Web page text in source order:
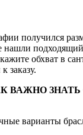
получился
нашли
обхват в
заказу.
ВАЖНО ЗНАТЬ
варианты